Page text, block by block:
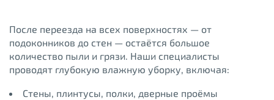
После переезда на всех поверхностях — от
подоконников до стен — остаётся большое
количество пыли и грязи. Наши специалисты
проводят глубокую влажную уборку, включая:
Стены, плинтусы, полки, дверные проёмы